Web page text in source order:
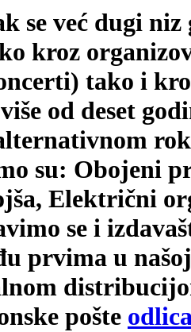
se već dugi
kroz
tako i
od deset
su: Obojeni
Električni
se i
prvima u
pošte